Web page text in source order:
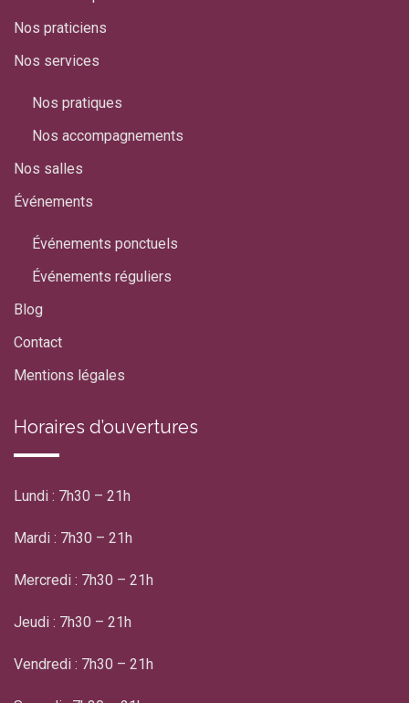
Nos praticiens
Nos services
Nos pratiques
Nos accompagnements
Nos salles
Événements
Événements ponctuels
Événements réguliers
Blog
Contact
Mentions légales
Horaires d’ouvertures
Lundi : 7h30 – 21h
Mardi : 7h30 – 21h
Mercredi : 7h30 – 21h
Jeudi : 7h30 – 21h
Vendredi : 7h30 – 21h